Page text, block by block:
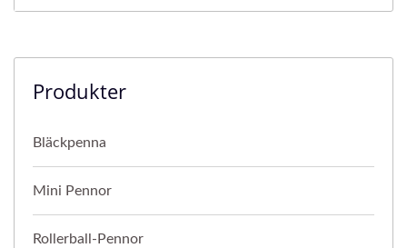
Produkter
Bläckpenna
Mini Pennor
Rollerball-Pennor